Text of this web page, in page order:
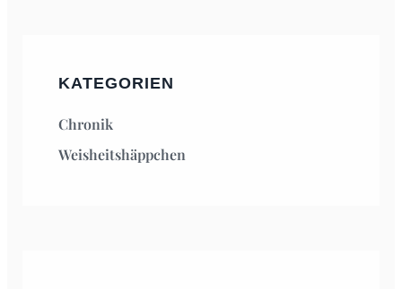
KATEGORIEN
Chronik
Weisheitshäppchen